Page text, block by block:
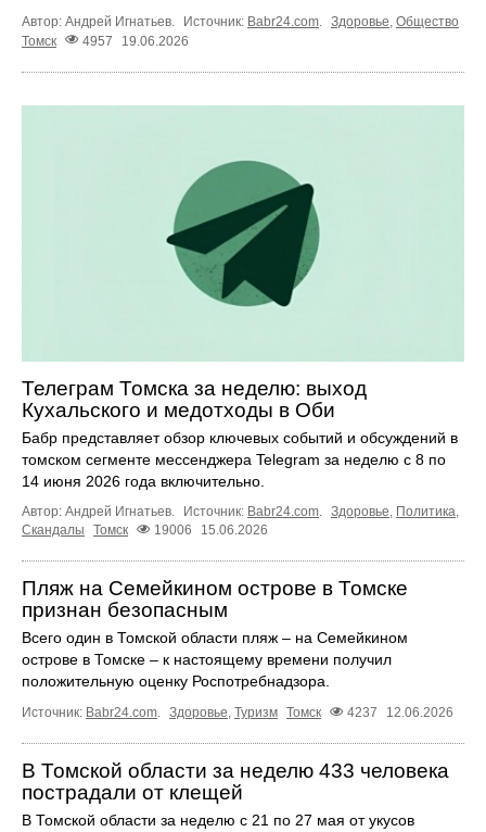
Автор: Андрей Игнатьев. Источник: Babr24.com. Здоровье, Общество
Томск
4957 19.06.2026
Телеграм Томска за неделю: выход
Кухальского и медотходы в Оби
Бабр представляет обзор ключевых событий и обсуждений в
томском сегменте мессенджера Telegram за неделю с 8 по
14 июня 2026 года включительно.
Автор: Андрей Игнатьев. Источник: Babr24.com. Здоровье, Политика,
Скандалы
Томск 19006 15.06.2026
Пляж на Семейкином острове в Томске
признан безопасным
Всего один в Томской области пляж – на Семейкином
острове в Томске – к настоящему времени получил
положительную оценку Роспотребнадзора.
Источник: Babr24.com. Здоровье, Туризм Томск 4237 12.06.2026
В Томской области за неделю 433 человека
пострадали от клещей
В Томской области за неделю с 21 по 27 мая от укусов